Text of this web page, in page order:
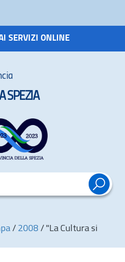
SERVIZI ONLINE
SPEZIA
/ 2008 / "La Cultura si